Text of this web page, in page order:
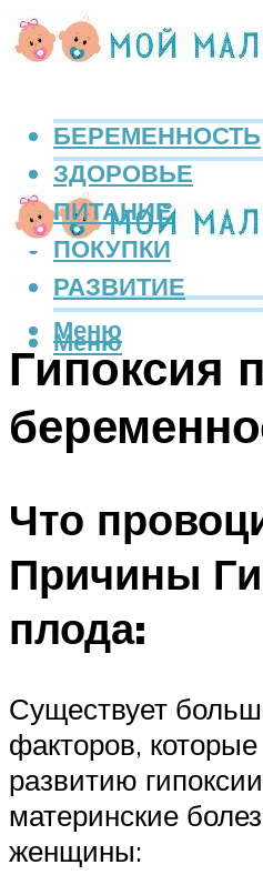
БЕРЕМЕННОСТЬ
ЗДОРОВЬЕ
ПИТАНИЕ
ПОКУПКИ
РАЗВИТИЕ
Меню
Меню
Гипоксия
Что
Причины
плода:
Существует
факторов,
развитию
материнские
женщины: